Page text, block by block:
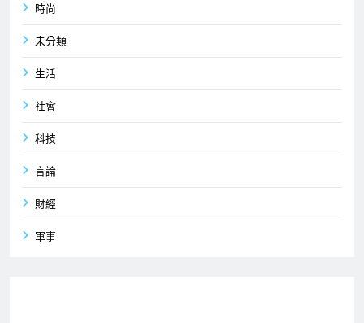
時尚
未分類
生活
社會
科技
言論
財經
軍事